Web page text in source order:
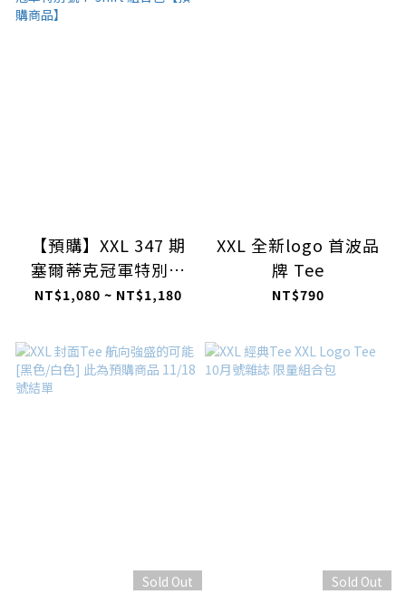
【預購】XXL 347 期
塞爾蒂克冠軍特別號
T-shirt 組合包【預購
NT$1,080 ~ NT$1,180
XXL 全新logo 首波品
牌 Tee
NT$790
Sold Out Sold Out